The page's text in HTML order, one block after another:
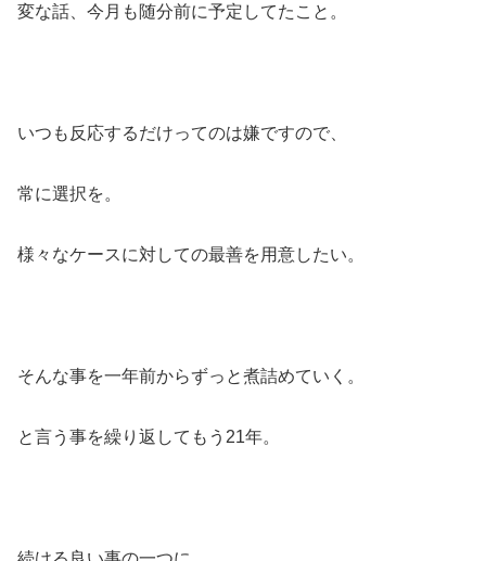
変な話、今月も随分前に予定してたこと。
いつも反応するだけってのは嫌ですので、
常に選択を。
様々なケースに対しての最善を用意したい。
そんな事を一年前からずっと煮詰めていく。
と言う事を繰り返してもう21年。